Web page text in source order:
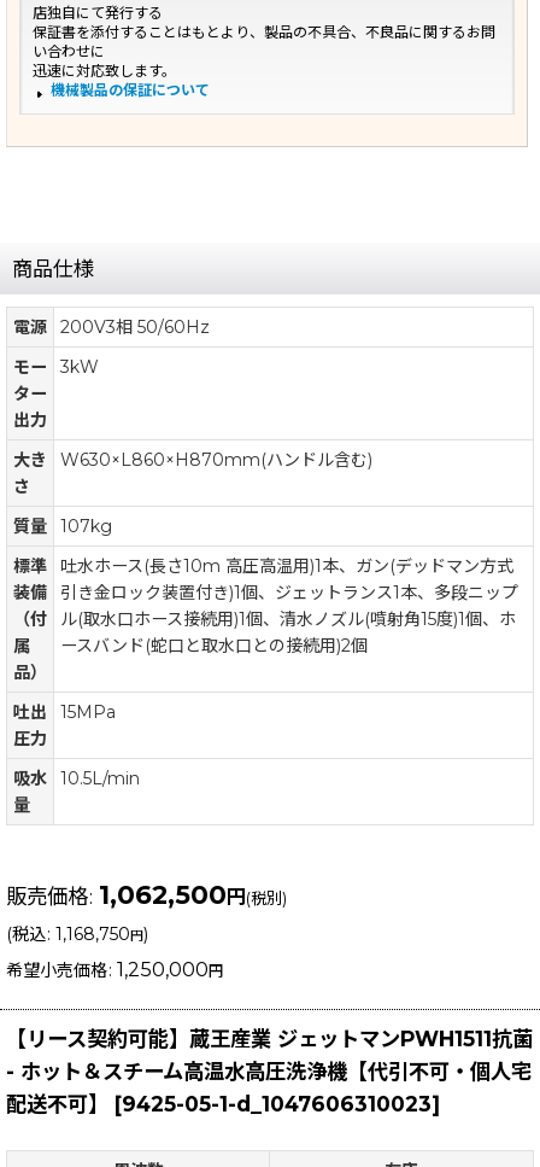
店独自にて発行する
保証書を添付することはもとより、製品の不具合、不良品に関するお問
い合わせに
迅速に対応致します。
機械製品の保証について
商品仕様
電源
200V3相 50/60Hz
モー
ター
出力
3kW
大き
さ
W630×L860×H870mm(ハンドル含む)
質量
107kg
標準
装備
（付
属
品）
吐水ホース(長さ10m 高圧高温用)1本、ガン(デッドマン方式
引き金ロック装置付き)1個、ジェットランス1本、多段ニップ
ル(取水口ホース接続用)1個、清水ノズル(噴射角15度)1個、ホ
ースバンド(蛇口と取水口との接続用)2個
吐出
圧力
15MPa
吸水
量
10.5L/min
販売価格: 1,062,500円(税別)
(税込: 1,168,750円)
希望小売価格: 1,250,000円
【リース契約可能】蔵王産業 ジェットマンPWH1511抗菌
- ホット＆スチーム高温水高圧洗浄機【代引不可・個人宅
配送不可】
[9425-05-1-d_1047606310023]